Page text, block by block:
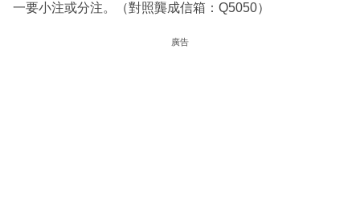
一要小注或分注。（對照龔成信箱：Q5050）
廣告